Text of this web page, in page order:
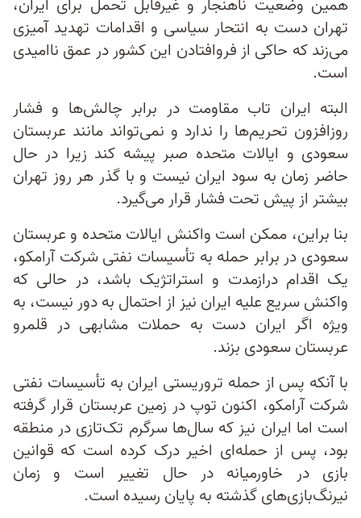
همین وضعیت ناهنجار و غیرقابل تحمل برای ایران،
تهران دست به انتحار سیاسی و اقدامات تهدید آمیزی
می‌زند که حاکی از فروافتادن این کشور در عمق ناامیدی
است.
البته ایران تاب مقاومت در برابر چالش‌ها و فشار
روزافزون تحریم‌ها را ندارد و نمی‌تواند مانند عربستان
سعودی و ایالات متحده صبر پیشه کند زیرا در حال
حاضر زمان به سود ایران نیست و با گذر هر روز تهران
بیشتر از پیش تحت فشار قرار می‌گیرد.
بنا براین، ممکن است واکنش ایالات متحده و عربستان
سعودی در برابر حمله به تأسیسات نفتی شرکت آرامکو،
یک اقدام درازمدت و استراتژیک باشد، در حالی که
واکنش سریع علیه ایران نیز از احتمال به دور نیست، به
ویژه اگر ایران دست به حملات مشابهی در قلمرو
عربستان سعودی بزند.
با آنکه پس از حمله تروریستی ایران به تأسیسات نفتی
شرکت آرامکو، اکنون توپ در زمین عربستان قرار گرفته
است اما ایران نیز که سال‌ها سرگرم تک‌تازی در منطقه
بود، پس از حمله‌ای اخیر درک کرده است که قوانین
بازی در خاورمیانه در حال تغییر است و زمان
نیرنگ‌بازی‌های گذشته به پایان رسیده است.